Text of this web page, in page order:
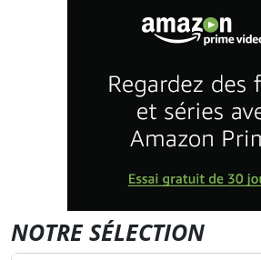
NOTRE SÉLECTION